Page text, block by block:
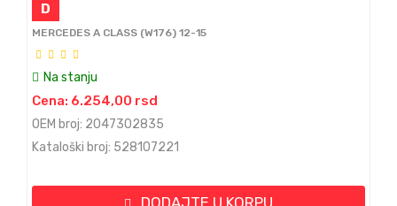
D
MERCEDES A CLASS (W176) 12-15
Na stanju
Cena: 6.254,00 rsd
OEM broj: 2047302835
Kataloški broj: 528107221
DODAJTE U KORPU